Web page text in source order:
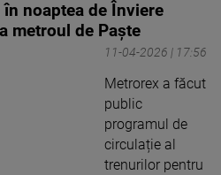
noaptea de Înviere
metroul de Paște
11-04-2026 | 17:56
Metrorex a făcut
public
programul de
circulație al
trenurilor pentru